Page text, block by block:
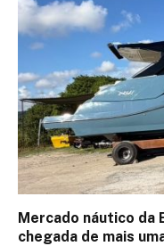
Mercado náutico da
chegada de mais